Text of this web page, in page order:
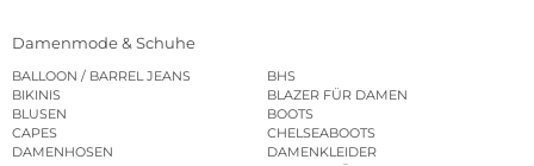
Damenmode & Schuhe
BALLOON / BARREL JEANS
BHS
BIKINIS
BLAZER FÜR DAMEN
BLUSEN
BOOTS
CAPES
CHELSEABOOTS
DAMENHOSEN
DAMENKLEIDER